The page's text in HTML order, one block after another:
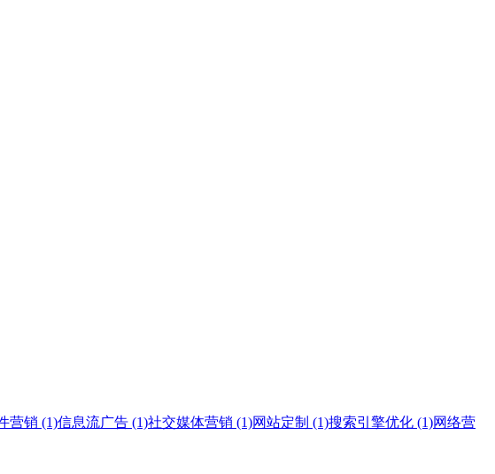
营销 (1)信息流广告 (1)社交媒体营销 (1)网站定制 (1)搜索引擎优化 (1)网络营